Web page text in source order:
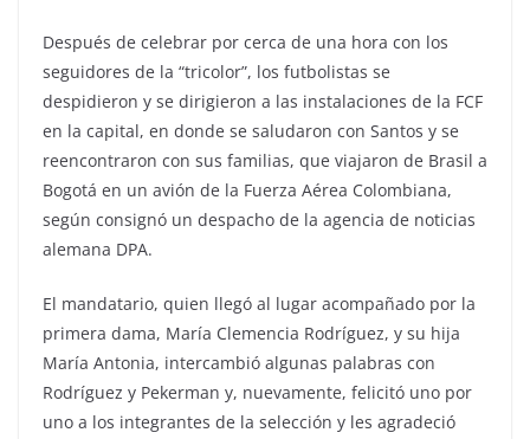
Después de celebrar por cerca de una hora con los
seguidores de la “tricolor”, los futbolistas se
despidieron y se dirigieron a las instalaciones de la FCF
en la capital, en donde se saludaron con Santos y se
reencontraron con sus familias, que viajaron de Brasil a
Bogotá en un avión de la Fuerza Aérea Colombiana,
según consignó un despacho de la agencia de noticias
alemana DPA.
El mandatario, quien llegó al lugar acompañado por la
primera dama, María Clemencia Rodríguez, y su hija
María Antonia, intercambió algunas palabras con
Rodríguez y Pekerman y, nuevamente, felicitó uno por
uno a los integrantes de la selección y les agradeció